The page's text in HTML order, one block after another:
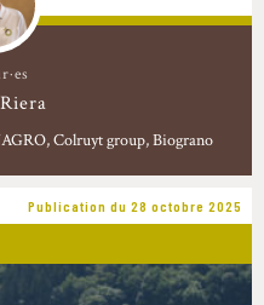
Colruyt group, Biograno
Publication du 28 octobre 2025